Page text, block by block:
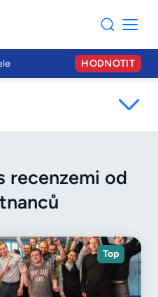
HODNOTIT
recenzemi od
Top